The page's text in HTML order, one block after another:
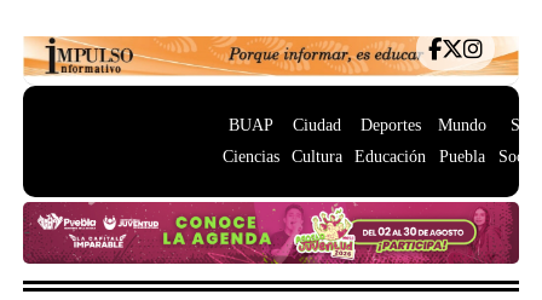
BUAP
Ciencias
Ciudad
Cultura
Deportes
Educación
Mundo
Puebla